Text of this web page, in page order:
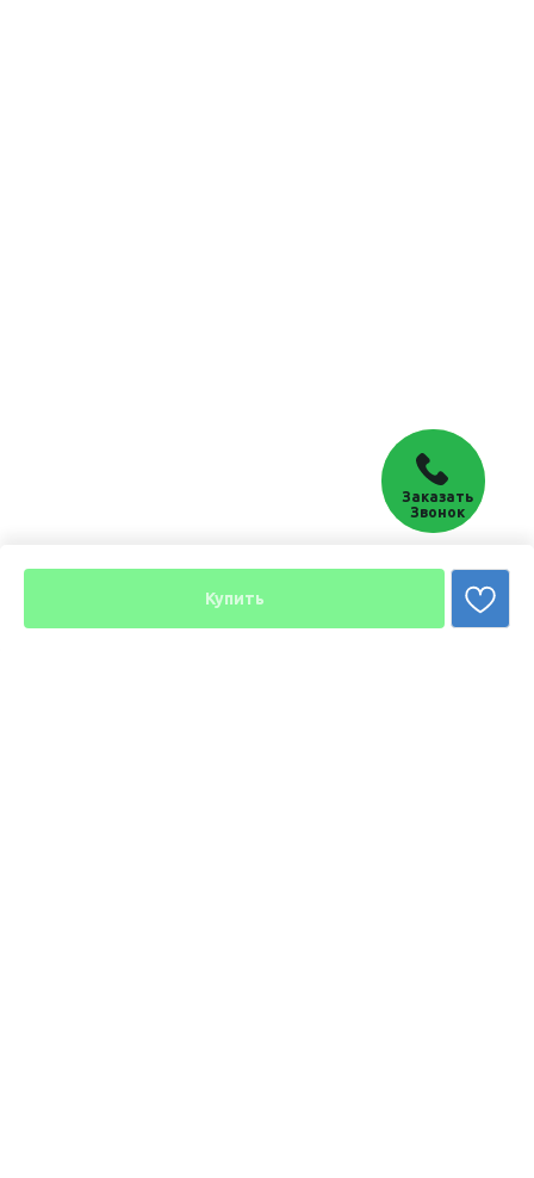
Купить
Заказать
Звонок